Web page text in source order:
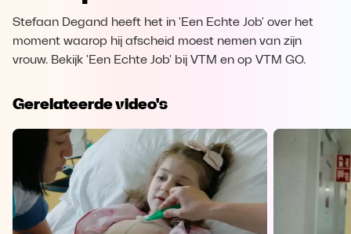
Stefaan Degand heeft het in 'Een Echte Job' over het
moment waarop hij afscheid moest nemen van zijn
vrouw. Bekijk 'Een Echte Job' bij VTM en op VTM GO.
Gerelateerde video's